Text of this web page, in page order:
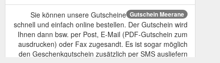
Gutschein Meerane
Sie können unsere Gutscheine
schnell und einfach online bestellen. Der Gutschein wird
Ihnen dann bsw. per Post, E-Mail (PDF-Gutschein zum
ausdrucken) oder Fax zugesandt. Es ist sogar möglich
den Geschenkgutschein zusätzlich per SMS ausliefern